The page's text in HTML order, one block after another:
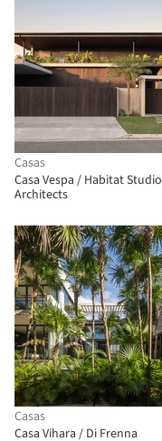
Casas
Casa Vespa / Habitat Studio
Architects
Casas
Casa Vihara / Di Frenna